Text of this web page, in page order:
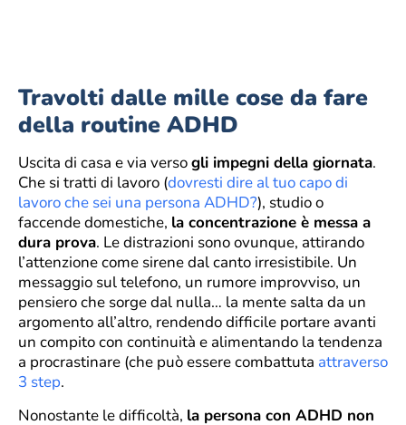
Travolti dalle mille cose da fare
della routine ADHD
Uscita di casa e via versogli impegni della giornata.
Che si tratti di lavoro (dovresti dire al tuo capo di
lavoro che sei una persona ADHD?), studio o
faccende domestiche, la concentrazione è messa a
dura prova. Le distrazioni sono ovunque, attirando
l’attenzione come sirene dal canto irresistibile. Un
messaggio sul telefono, un rumore improvviso, un
pensiero che sorge dal nulla… la mente salta da un
argomento all’altro, rendendo difficile portare avanti
un compito con continuità e alimentando la tendenza
a procrastinare (che può essere combattuta attraverso
3 step.
Nonostante le difficoltà, la persona con ADHD non